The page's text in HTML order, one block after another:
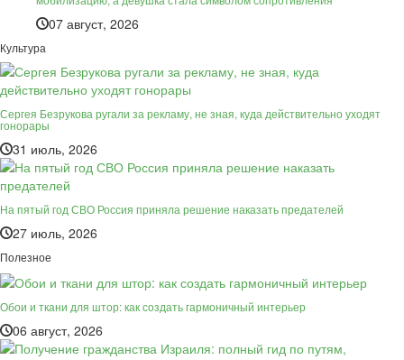
07 август, 2026
Культура
Сергея Безрукова ругали за рекламу, не зная, куда действительно уходят
гонорары
31 июль, 2026
На пятый год СВО Россия приняла решение наказать предателей
27 июль, 2026
Полезное
Обои и ткани для штор: как создать гармоничный интерьер
06 август, 2026